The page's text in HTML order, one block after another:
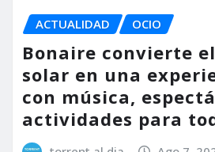
ACTUALIDAD OCIO
Bonaire convierte
solar en una
con música,
actividades para